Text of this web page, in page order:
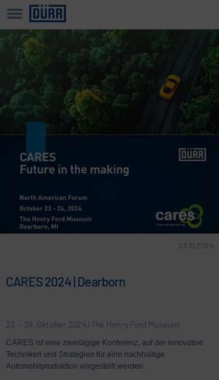
23.10.2024
CARES 2024 | Dearborn
23. – 24. Oktober 2024 | The Henry Ford Museum
CARES ist eine zweitägige Konferenz, auf der innovative
Techniken und Strategien für eine nachhaltige
Automobilproduktion vorgestellt werden.